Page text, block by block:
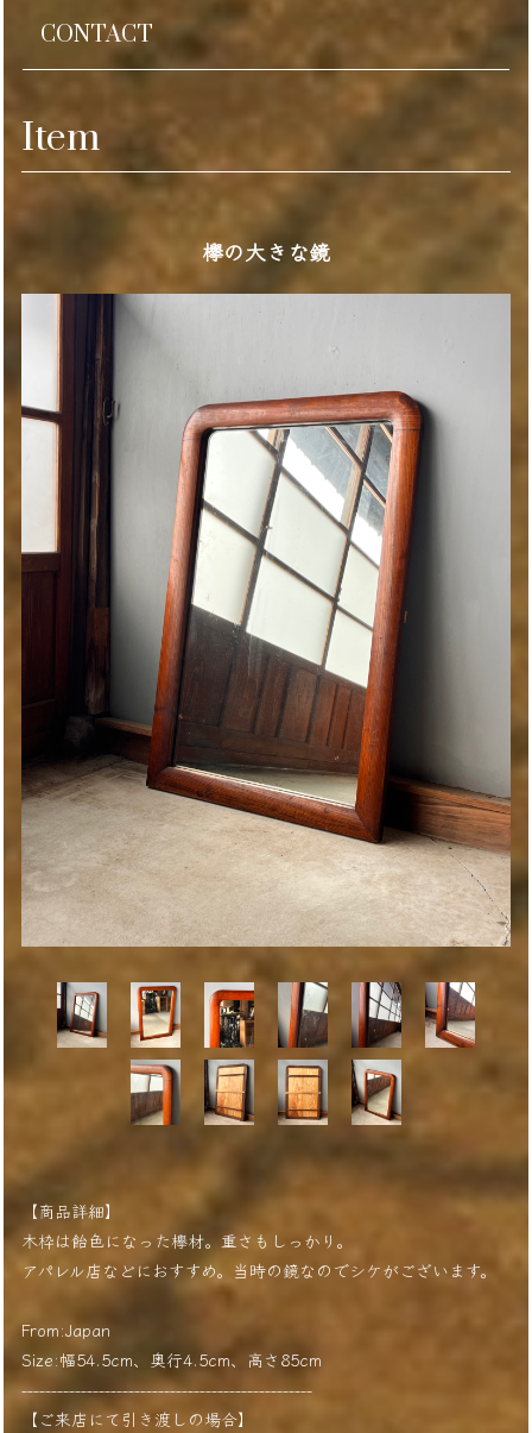
CONTACT
Item
欅の大きな鏡
【商品詳細】
木枠は飴色になった欅材。重さもしっかり。
アパレル店などにおすすめ。当時の鏡なのでシケがございます。
From:Japan
Size:幅54.5cm、奥行4.5cm、高さ85cm
-------------------------------------------------
【ご来店にて引き渡しの場合】